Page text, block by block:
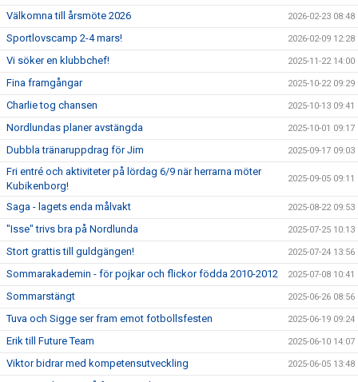
Välkomna till årsmöte 2026 2026-02-23 08:48
Sportlovscamp 2-4 mars! 2026-02-09 12:28
Vi söker en klubbchef! 2025-11-22 14:00
Fina framgångar 2025-10-22 09:29
Charlie tog chansen 2025-10-13 09:41
Nordlundas planer avstängda 2025-10-01 09:17
Dubbla tränaruppdrag för Jim 2025-09-17 09:03
Fri entré och aktiviteter på lördag 6/9 när herrarna möter
Kubikenborg!
2025-09-05 09:11
Saga - lagets enda målvakt 2025-08-22 09:53
"Isse" trivs bra på Nordlunda 2025-07-25 10:13
Stort grattis till guldgängen! 2025-07-24 13:56
Sommarakademin - för pojkar och flickor födda 2010-2012 2025-07-08 10:41
Sommarstängt 2025-06-26 08:56
Tuva och Sigge ser fram emot fotbollsfesten 2025-06-19 09:24
Erik till Future Team 2025-06-10 14:07
Viktor bidrar med kompetensutveckling 2025-06-05 13:48